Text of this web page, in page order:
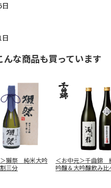
な商品も買っています
＞獺祭 純米大吟
三分
＜お中元＞千曲錦
吟醸＆大吟醸飲み比